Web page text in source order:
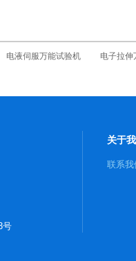
电液伺服万能试验机
电子拉伸
号
关于
联系我